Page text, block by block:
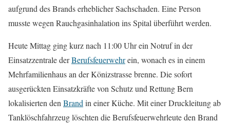
aufgrund des Brands erheblicher Sachschaden. Eine Person
musste wegen Rauchgasinhalation ins Spital überführt werden.
Heute Mittag ging kurz nach 11:00 Uhr ein Notruf in der
Einsatzzentrale derBerufsfeuerwehrein, wonach es in einem
Mehrfamilienhaus an der Könizstrasse brenne. Die sofort
ausgerückten Einsatzkräfte von Schutz und Rettung Bern
lokalisierten den Brand in einer Küche. Mit einer Druckleitung ab
Tanklöschfahrzeug löschten die Berufsfeuerwehrleute den Brand